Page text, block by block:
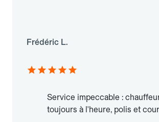
Frédéric L.
Service impeccable :
toujours à l'heure, polis et